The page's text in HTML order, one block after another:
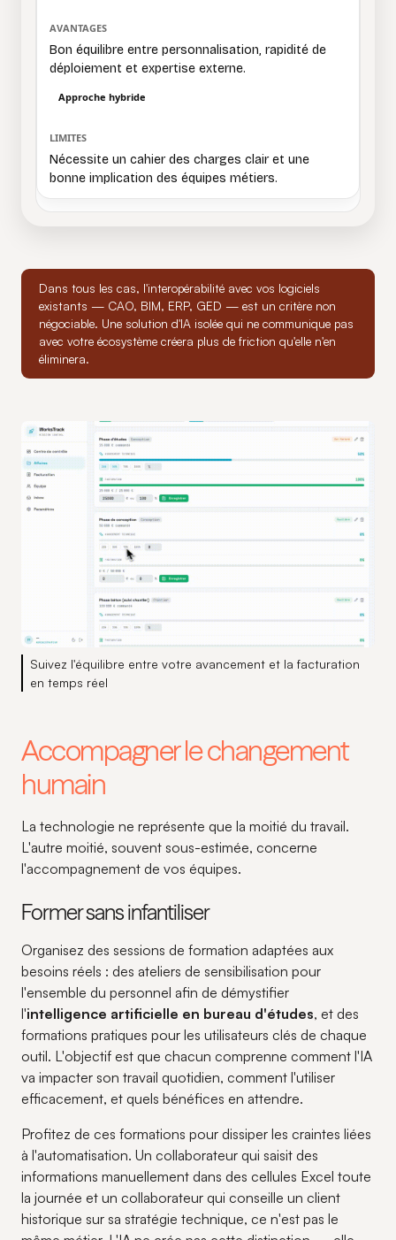
Bon équilibre entre personnalisation, rapidité de
déploiement et expertise externe.
Approche hybride
Nécessite un cahier des charges clair et une
bonne implication des équipes métiers.
Dans tous les cas, l'interopérabilité avec vos logiciels
existants — CAO, BIM, ERP, GED — est un critère non
négociable. Une solution d'IA isolée qui ne communique pas
avec votre écosystème créera plus de friction qu'elle n'en
éliminera.
Suivez l'équilibre entre votre avancement et la facturation
en temps réel
Accompagner le changement
humain
La technologie ne représente que la moitié du travail.
L'autre moitié, souvent sous-estimée, concerne
l'accompagnement de vos équipes.
Former sans infantiliser
Organisez des sessions de formation adaptées aux
besoins réels : des ateliers de sensibilisation pour
l'ensemble du personnel afin de démystifier
l'intelligence artificielle en bureau d'études, et des
formations pratiques pour les utilisateurs clés de chaque
outil. L'objectif est que chacun comprenne comment l'IA
va impacter son travail quotidien, comment l'utiliser
efficacement, et quels bénéfices en attendre.
Profitez de ces formations pour dissiper les craintes liées
à l'automatisation. Un collaborateur qui saisit des
informations manuellement dans des cellules Excel toute
la journée et un collaborateur qui conseille un client
historique sur sa stratégie technique, ce n'est pas le